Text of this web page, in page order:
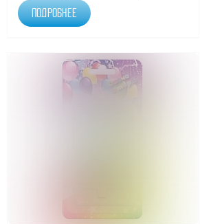
Подробнее